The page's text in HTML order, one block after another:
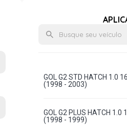
GOL G2 STD HATCH 1.0
(1998 - 2003)
GOL G2 PLUS HATCH 1.0
(1998 - 1999)